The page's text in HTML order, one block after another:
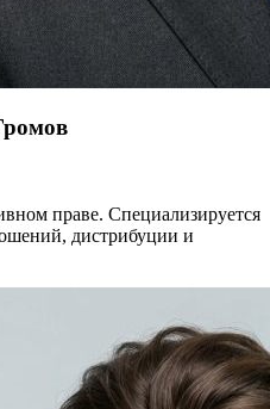
праве. Специализируется
дистрибуции и